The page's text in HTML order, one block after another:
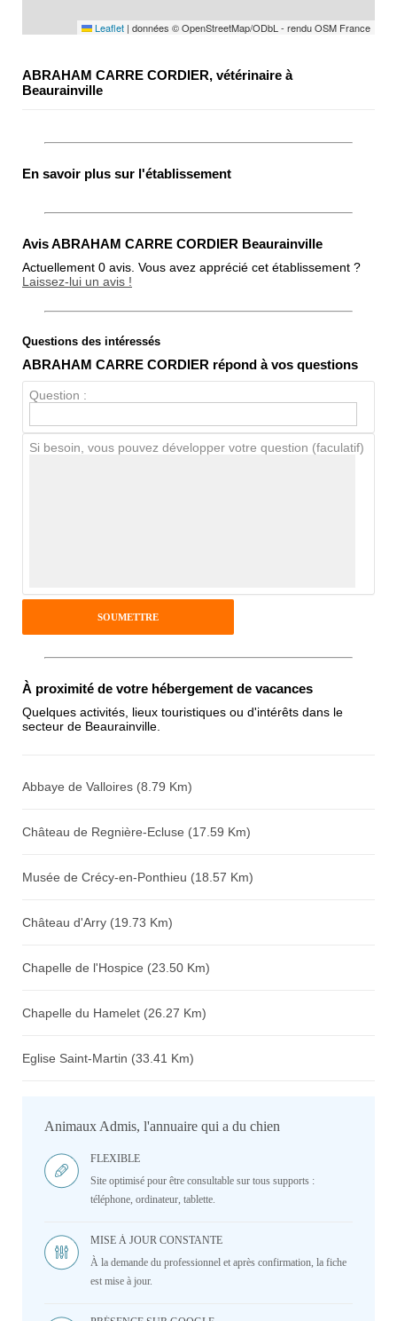
Leaflet | données © OpenStreetMap/ODbL - rendu OSM France
ABRAHAM CARRE CORDIER, vétérinaire à
Beaurainville
En savoir plus sur l'établissement
Avis ABRAHAM CARRE CORDIER Beaurainville
Actuellement 0 avis. Vous avez apprécié cet établissement ?
Laissez-lui un avis !
Note globale
Antispam - Combien font 7x4 (en
chiffres) :
Questions des intéressés
ABRAHAM CARRE CORDIER répond à vos questions
Question :
Si besoin, vous pouvez développer votre question (faculatif)
À proximité de votre hébergement de vacances
Quelques activités, lieux touristiques ou d'intérêts dans le
secteur de Beaurainville.
Abbaye de Valloires (8.79 Km)
Château de Regnière-Ecluse (17.59 Km)
Musée de Crécy-en-Ponthieu (18.57 Km)
Château d'Arry (19.73 Km)
Chapelle de l'Hospice (23.50 Km)
Chapelle du Hamelet (26.27 Km)
Eglise Saint-Martin (33.41 Km)
Animaux Admis, l'annuaire qui a du chien
FLEXIBLE
Site optimisé pour être consultable sur tous supports :
téléphone, ordinateur, tablette.
MISE À JOUR CONSTANTE
À la demande du professionnel et après confirmation, la fiche
est mise à jour.